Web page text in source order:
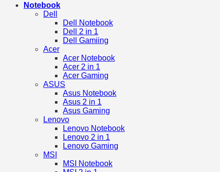
Notebook
Dell
Dell Notebook
Dell 2 in 1
Dell Gamiing
Acer
Acer Notebook
Acer 2 in 1
Acer Gaming
ASUS
Asus Notebook
Asus 2 in 1
Asus Gaming
Lenovo
Lenovo Notebook
Lenovo 2 in 1
Lenovo Gaming
MSI
MSI Notebook